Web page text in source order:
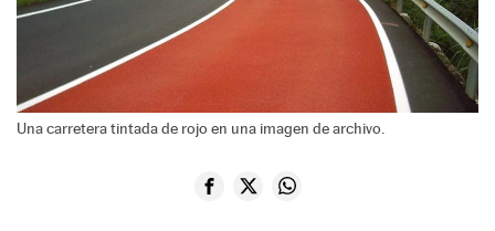
Una carretera tintada de rojo en una imagen de archivo.